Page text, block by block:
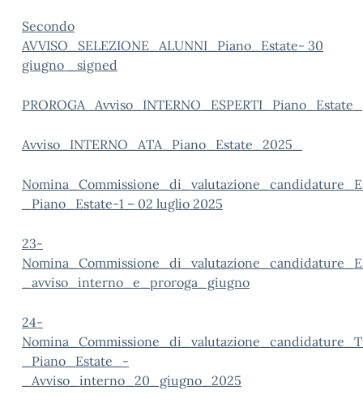
Secondo
AVVISO_SELEZIONE_ALUNNI_Piano_Estate- 30
giugno _signed
Avviso_INTERNO_ATA_Piano_Estate_2025_
_Piano_Estate-1 – 02 luglio 2025
23-
_avviso_interno_e_proroga_giugno
24-
_Piano_Estate_-
_Avviso_interno_20_giugno_2025